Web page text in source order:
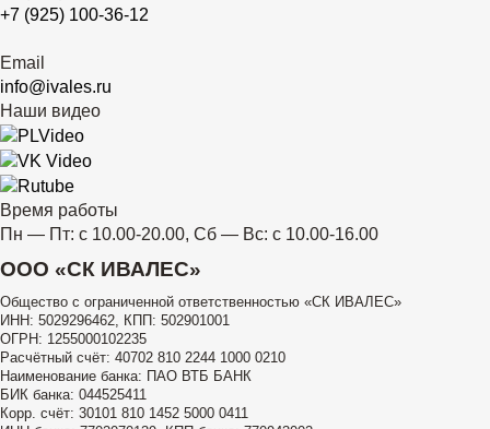
+7 (925) 100-36-12
Email
info@ivales.ru
Наши видео
Время работы
Пн — Пт: с 10.00-20.00, Сб — Вс: с 10.00-16.00
ООО «СК ИВАЛЕС»
Общество с ограниченной ответственностью «СК ИВАЛЕС»
ИНН: 5029296462, КПП: 502901001
ОГРН: 1255000102235
Расчётный счёт: 40702 810 2244 1000 0210
Наименование банка: ПАО ВТБ БАНК
БИК банка: 044525411
Корр. счёт: 30101 810 1452 5000 0411